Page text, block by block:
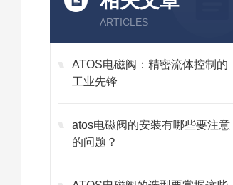
ARTICLES
ATOS电磁阀：精密流体控制的
工业先锋
atos电磁阀的安装有哪些要注意
的问题？